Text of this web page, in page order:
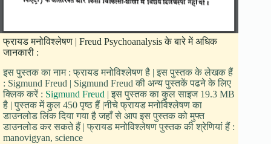
फ्रायड मनोविश्लेषण | Freud Psychoanalysis के बारे में अधिक
जानकारी :
इस पुस्तक का नाम : फ्रायड मनोविश्लेषण है | इस पुस्तक के लेखक हैं
: Sigmund Freud | Sigmund Freud की अन्य पुस्तकें पढने के लिए
क्लिक करें : Sigmund Freud | इस पुस्तक का कुल साइज 19.3 MB
है | पुस्तक में कुल 450 पृष्ठ हैं |नीचे फ्रायड मनोविश्लेषण का
डाउनलोड लिंक दिया गया है जहाँ से आप इस पुस्तक को मुफ्त
डाउनलोड कर सकते हैं | फ्रायड मनोविश्लेषण पुस्तक की श्रेणियां हैं :
manovigyan, science